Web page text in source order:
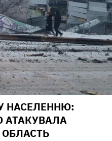
НАСЕЛЕННЮ:
АТАКУВАЛА